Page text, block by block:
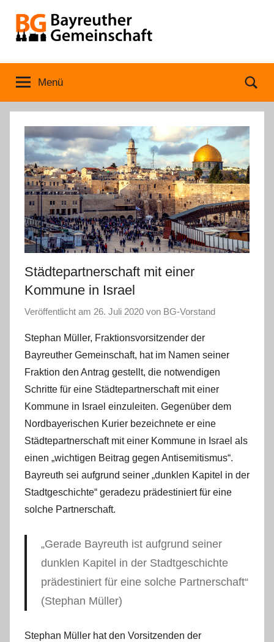
Inhalt
springen
Bayreuther
Gemeinschaft
Menü
Städtepartnerschaft mit einer
Kommune in Israel
Veröffentlicht am 26. Juli 2020 von BG-Vorstand
Stephan Müller, Fraktionsvorsitzender der
Bayreuther Gemeinschaft, hat im Namen seiner
Fraktion den Antrag gestellt, die notwendigen
Schritte für eine Städtepartnerschaft mit einer
Kommune in Israel einzuleiten. Gegenüber dem
Nordbayerischen Kurier bezeichnete er eine
Städtepartnerschaft mit einer Kommune in Israel als
einen „wichtigen Beitrag gegen Antisemitismus“.
Bayreuth sei aufgrund seiner „dunklen Kapitel in der
Stadtgeschichte“ geradezu prädestiniert für eine
solche Partnerschaft.
„Gerade Bayreuth ist aufgrund seiner
dunklen Kapitel in der Stadtgeschichte
prädestiniert für eine solche Partnerschaft“
(Stephan Müller)
Stephan Müller hat den Vorsitzenden der